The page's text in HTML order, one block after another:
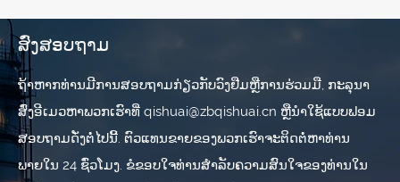
ສົ່ງສອບຖາມ
ຖ້າ​ຫາກ​ທ່ານ​ມີ​ການ​ສອບ​ຖາມ​ກ່ຽວ​ກັບ​ວົງ​ຢືມ​ຫຼື​ການ​ຮ່ວມ​ມື​, ກະ​ລຸ​ນາ​
ສົ່ງ​ອີ​ເມວ​ຫາ​ພວກ​ເຮົາ​ທີ່ qishuai@zbqishuai.cn ຫຼື​ນໍາ​ໃຊ້​ແບບ​ຟອມ​
ສອບ​ຖາມ​ດັ່ງ​ຕໍ່​ໄປ​ນີ້​. ຕົວແທນຂາຍຂອງພວກເຮົາຈະຕິດຕໍ່ຫາທ່ານ
ພາຍໃນ 24 ຊົ່ວໂມງ. ຂໍຂອບໃຈທ່ານສໍາລັບຄວາມສົນໃຈຂອງທ່ານໃນ